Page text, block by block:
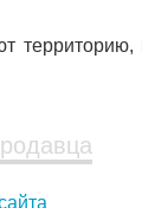
территорию,